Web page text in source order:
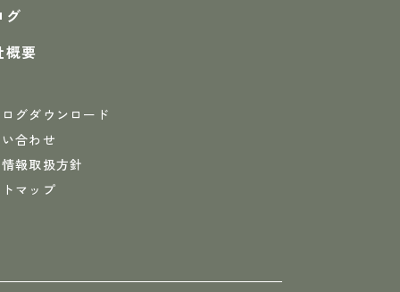
グ
概要
グダウンロード
合わせ
報取扱方針
マップ